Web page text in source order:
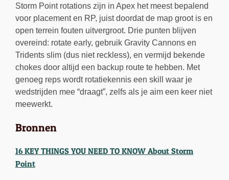
Storm Point rotations zijn in Apex het meest bepalend
voor placement en RP, juist doordat de map groot is en
open terrein fouten uitvergroot. Drie punten blijven
overeind: rotate early, gebruik Gravity Cannons en
Tridents slim (dus niet reckless), en vermijd bekende
chokes door altijd een backup route te hebben. Met
genoeg reps wordt rotatiekennis een skill waar je
wedstrijden mee “draagt”, zelfs als je aim een keer niet
meewerkt.
Bronnen
16 KEY THINGS YOU NEED TO KNOW About Storm
Point